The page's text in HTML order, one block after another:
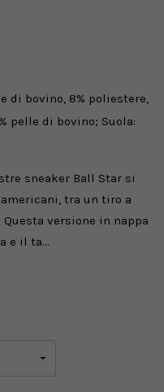
di bovino, 8% poliestere,
pelle di bovino; Suola:
sneaker Ball Star si
tra un tiro a
versione in nappa
e il ta…